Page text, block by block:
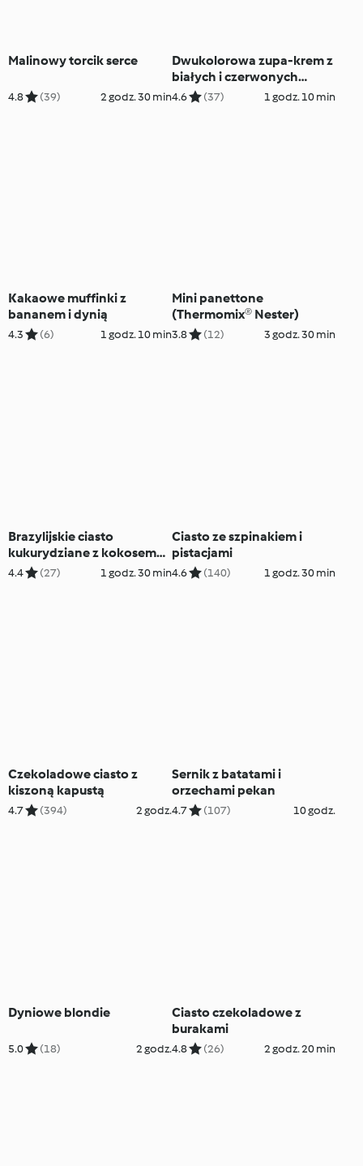
Malinowy torcik serce
4.8 (39) 2 godz. 30 min
Dwukolorowa zupa-krem z
białych i czerwonych
warzyw
4.6 (37) 1 godz. 10 min
Kakaowe muffinki z
bananem i dynią
4.3 (6) 1 godz. 10 min
Mini panettone
(Thermomix® Nester)
3.8 (12) 3 godz. 30 min
Brazylijskie ciasto
kukurydziane z kokosem
(bez glutenu)
4.4 (27) 1 godz. 30 min
Ciasto ze szpinakiem i
pistacjami
4.6 (140) 1 godz. 30 min
Czekoladowe ciasto z
kiszoną kapustą
4.7 (394) 2 godz.
Sernik z batatami i
orzechami pekan
4.7 (107) 10 godz.
Dyniowe blondie
5.0 (18) 2 godz.
Ciasto czekoladowe z
burakami
4.8 (26) 2 godz. 20 min